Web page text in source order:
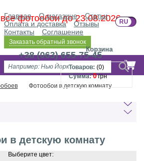
фотообои до 23.08.2026
Главная О магазине
Статьи
Оплата и доставка
Отзывы
Контакты
Соглашение
RU UA
Заказать обратный звонок
+38 (063) 655-75-45
Корзина
Товаров: (0)
Сумма: 0грн
Фотообои в детскую комнату
в детскую комнату
Выберите цвет: